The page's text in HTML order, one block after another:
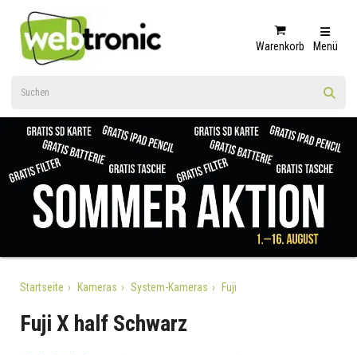
Warenkorb Menü
Startseite Kameras System-Kameras Fuji
Fuji X half Schwarz